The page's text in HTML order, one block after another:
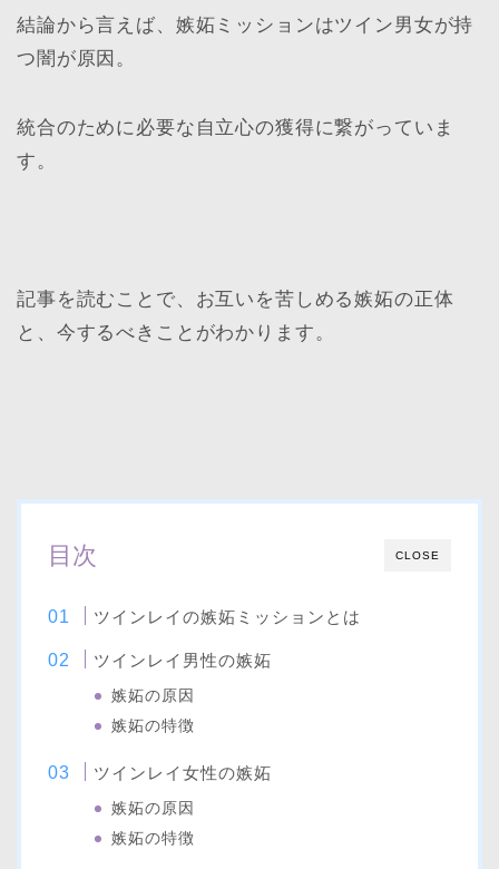
結論から言えば、嫉妬ミッションはツイン男女が持
つ闇が原因。
統合のために必要な自立心の獲得に繋がっていま
す。
記事を読むことで、お互いを苦しめる嫉妬の正体
と、今するべきことがわかります。
CLOSE
目次
ツインレイの嫉妬ミッションとは
ツインレイ男性の嫉妬
嫉妬の原因
嫉妬の特徴
ツインレイ女性の嫉妬
嫉妬の原因
嫉妬の特徴